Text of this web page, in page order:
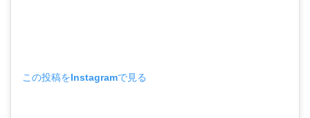
この投稿をInstagramで見る